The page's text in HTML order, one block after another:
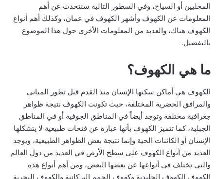
المحليين أو السياح، وفي السطور التالية سنتحدث عن أهم
المعلومات عن الكهوف وأشهر الكهوف في عمان، وكذلك أهم أنواع
الكهوف هناك، والعديد من المعلومات الأخرى حول هذا الموضوع
بالتفصيل.
ما هي الكهوف؟
الكهوف هي أماكن سكنها الإنسان منذ القدم قبل تطور المباني
والمرافق الحضرية المختلفة، حيث تكونت الكهوف نتيجة ظواهر
جغرافية مختلفة وتوجد أيضاً في المناطق الجوفية أو في المناطق
الجبلية، كما تتميز الكهوف بأنها عبارة عن فتحات طبيعية لا يتشكلها
الإنسان أو الكائنات الحية وإنما نتيجة بعض الظواهر الطبيعية، ويوجد
العديد من أنواع الكهوف على سطح الأرض في العديد من دول العالم
والتي تختلف في أنواعها عن بعضها البعض، ومن أهم أنواع هذه
الكهوف الكهوف الجليدية وكهوف الحمم البركانية والكهوف البحرية